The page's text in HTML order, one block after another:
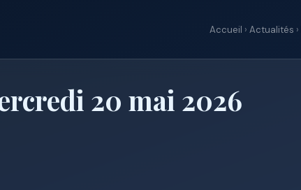
Accueil › Actualités ›
20 mai 2026